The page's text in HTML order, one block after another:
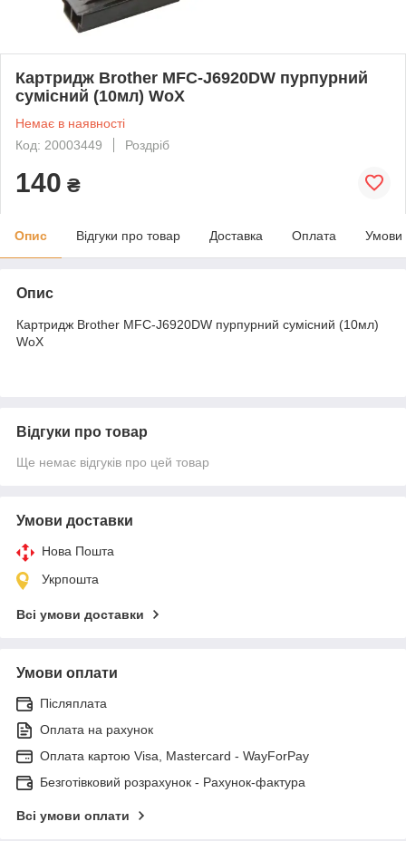
Картридж Brother MFC-J6920DW пурпурний
сумісний (10мл) WoX
Немає в наявності
Код: 20003449
Роздріб
140 ₴
Опис Відгуки про товар Доставка Оплата Умови
Опис
Картридж Brother MFC-J6920DW пурпурний сумісний (10мл)
WoX
Відгуки про товар
Ще немає відгуків про цей товар
Умови доставки
Нова Пошта
Укрпошта
Всі умови доставки
Умови оплати
Післяплата
Оплата на рахунок
Оплата картою Visa, Mastercard - WayForPay
Безготівковий розрахунок - Рахунок-фактура
Всі умови оплати